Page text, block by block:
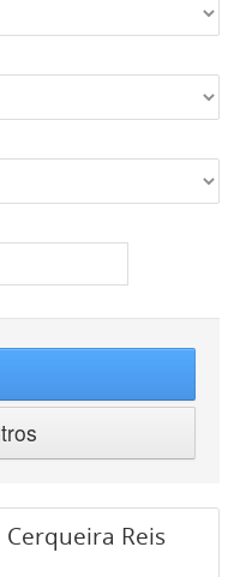
Cerqueira Reis